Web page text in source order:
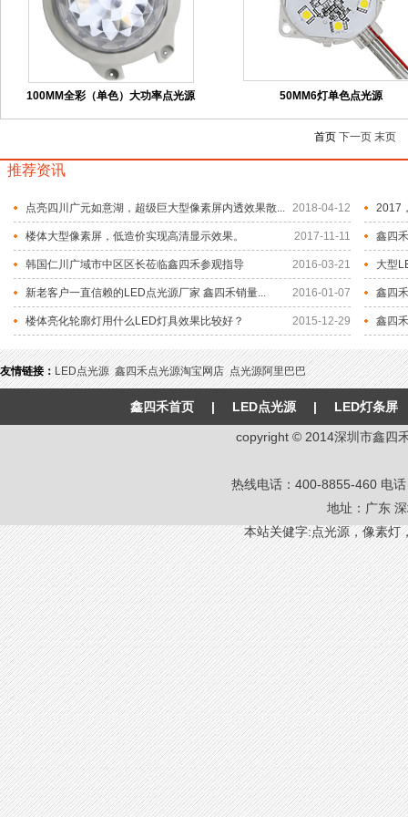
100MM全彩（单色）大功率点光源 50MM6灯单色点光源
首页 下一页 末页
推荐资讯
2018-04-12
点亮四川广元如意湖，超级巨大型像素屏内透效果散... 2017
2017-11-11
楼体大型像素屏，低造价实现高清显示效果。 鑫四
2016-03-21
韩国仁川广域市中区区长莅临鑫四禾参观指导 大型
2016-01-07
新老客户一直信赖的LED点光源厂家 鑫四禾销量... 鑫四
2015-12-29
楼体亮化轮廓灯用什么LED灯具效果比较好？ 鑫四
友情链接：LED点光源 鑫四禾点光源淘宝网店 点光源阿里巴巴
鑫四禾首页 | LED点光源 | LED灯条屏
copyright © 2014深圳市鑫四
热线电话：400-8855-460 电
地址：广东
本站关健字:点光源，像素灯